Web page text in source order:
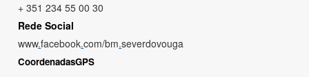
+ 351 234 55 00 30
Rede Social
www.facebook.com/bm.severdovouga
CoordenadasGPS